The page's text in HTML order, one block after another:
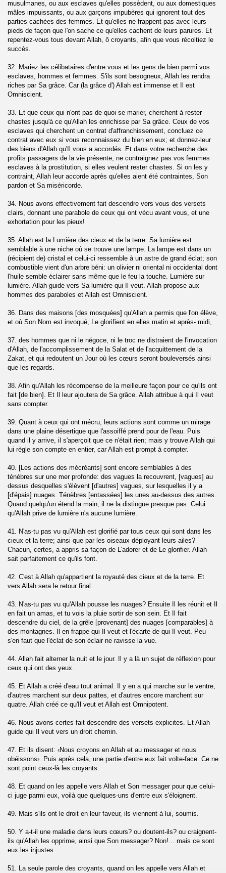
musulmanes, ou aux esclaves qu'elles possèdent, ou aux domestiques
mâles impuissants, ou aux garçons impubères qui ignorent tout des
parties cachées des femmes. Et qu'elles ne frappent pas avec leurs
pieds de façon que l'on sache ce qu'elles cachent de leurs parures. Et
repentez-vous tous devant Allah, ô croyants, afin que vous récoltiez le
succès.
32. Mariez les célibataires d'entre vous et les gens de bien parmi vos
esclaves, hommes et femmes. S'ils sont besogneux, Allah les rendra
riches par Sa grâce. Car (la grâce d') Allah est immense et Il est
Omniscient.
33. Et que ceux qui n'ont pas de quoi se marier, cherchent à rester
chastes jusqu'à ce qu'Allah les enrichisse par Sa grâce. Ceux de vos
esclaves qui cherchent un contrat d'affranchissement, concluez ce
contrat avec eux si vous reconnaissez du bien en eux; et donnez-leur
des biens d'Allah qu'Il vous a accordés. Et dans votre recherche des
profits passagers de la vie présente, ne contraignez pas vos femmes
esclaves à la prostitution, si elles veulent rester chastes. Si on les y
contraint, Allah leur accorde après qu'elles aient été contraintes, Son
pardon et Sa miséricorde.
34. Nous avons effectivement fait descendre vers vous des versets
clairs, donnant une parabole de ceux qui ont vécu avant vous, et une
exhortation pour les pieux!
35. Allah est la Lumière des cieux et de la terre. Sa lumière est
semblable à une niche où se trouve une lampe. La lampe est dans un
(récipient de) cristal et celui-ci ressemble à un astre de grand éclat; son
combustible vient d'un arbre béni: un olivier ni oriental ni occidental dont
l'huile semble éclairer sans même que le feu la touche. Lumière sur
lumière. Allah guide vers Sa lumière qui Il veut. Allah propose aux
hommes des paraboles et Allah est Omniscient.
36. Dans des maisons [des mosquées] qu'Allah a permis que l'on élève,
et où Son Nom est invoqué; Le glorifient en elles matin et après- midi,
37. des hommes que ni le négoce, ni le troc ne distraient de l'invocation
d'Allah, de l'accomplissement de la Salat et de l'acquittement de la
Zakat, et qui redoutent un Jour où les cœurs seront bouleversés ainsi
que les regards.
38. Afin qu'Allah les récompense de la meilleure façon pour ce qu'ils ont
fait [de bien]. Et Il leur ajoutera de Sa grâce. Allah attribue à qui Il veut
sans compter.
39. Quant à ceux qui ont mécru, leurs actions sont comme un mirage
dans une plaine désertique que l'assoiffé prend pour de l'eau. Puis
quand il y arrive, il s'aperçoit que ce n'était rien; mais y trouve Allah qui
lui règle son compte en entier, car Allah est prompt à compter.
40. [Les actions des mécréants] sont encore semblables à des
ténèbres sur une mer profonde: des vagues la recouvrent, [vagues] au
dessus desquelles s'élèvent [d'autres] vagues, sur lesquelles il y a
[d'épais] nuages. Ténèbres [entassées] les unes au-dessus des autres.
Quand quelqu'un étend la main, il ne la distingue presque pas. Celui
qu'Allah prive de lumière n'a aucune lumière.
41. N'as-tu pas vu qu'Allah est glorifié par tous ceux qui sont dans les
cieux et la terre; ainsi que par les oiseaux déployant leurs ailes?
Chacun, certes, a appris sa façon de L'adorer et de Le glorifier. Allah
sait parfaitement ce qu'ils font.
42. C'est à Allah qu'appartient la royauté des cieux et de la terre. Et
vers Allah sera le retour final.
43. N'as-tu pas vu qu'Allah pousse les nuages? Ensuite Il les réunit et Il
en fait un amas, et tu vois la pluie sortir de son sein. Et Il fait
descendre du ciel, de la grêle [provenant] des nuages [comparables] à
des montagnes. Il en frappe qui Il veut et l'écarte de qui Il veut. Peu
s'en faut que l'éclat de son éclair ne ravisse la vue.
44. Allah fait alterner la nuit et le jour. Il y a là un sujet de réflexion pour
ceux qui ont des yeux.
45. Et Allah a créé d'eau tout animal. Il y en a qui marche sur le ventre,
d'autres marchent sur deux pattes, et d'autres encore marchent sur
quatre. Allah créé ce qu'Il veut et Allah est Omnipotent.
46. Nous avons certes fait descendre des versets explicites. Et Allah
guide qui Il veut vers un droit chemin.
47. Et ils disent: ‹Nous croyons en Allah et au messager et nous
obéissons›. Puis après cela, une partie d'entre eux fait volte-face. Ce ne
sont point ceux-là les croyants.
48. Et quand on les appelle vers Allah et Son messager pour que celui-
ci juge parmi eux, voilà que quelques-uns d'entre eux s'éloignent.
49. Mais s'ils ont le droit en leur faveur, ils viennent à lui, soumis.
50. Y a-t-il une maladie dans leurs cœurs? ou doutent-ils? ou craignent-
ils qu'Allah les opprime, ainsi que Son messager? Non!... mais ce sont
eux les injustes.
51. La seule parole des croyants, quand on les appelle vers Allah et
(Ar-Rahman)
Tagabun)
(Al- Haqqah)
(Al- Maarij)
(Al-Muddattir)
les âmes (An-Naziate)
Takwir)
Buruj)
Tariq)
Duha)